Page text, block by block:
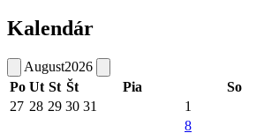
Kalendár
August2026
Po Ut St Št Pia So
27 28 29 30 31 1
8